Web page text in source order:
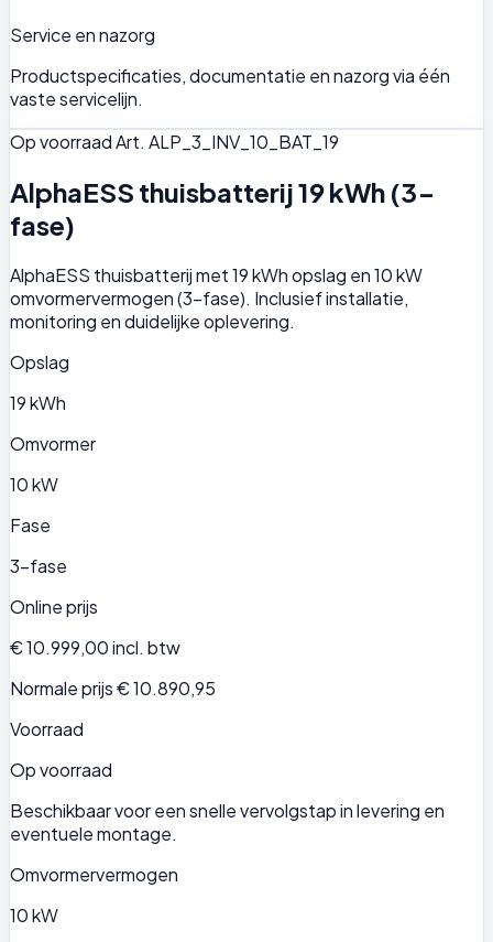
Service en nazorg
Productspecificaties, documentatie en nazorg via één
vaste servicelijn.
Op voorraadArt. ALP_3_INV_10_BAT_19
AlphaESS thuisbatterij 19 kWh (3-
fase)
AlphaESS thuisbatterij met 19 kWh opslag en 10 kW
omvormervermogen (3-fase). Inclusief installatie,
monitoring en duidelijke oplevering.
Opslag
19 kWh
Omvormer
10 kW
Fase
3-fase
Online prijs
€ 10.999,00incl. btw
Normale prijs € 10.890,95
Voorraad
Op voorraad
Beschikbaar voor een snelle vervolgstap in levering en
eventuele montage.
Omvormervermogen
10 kW